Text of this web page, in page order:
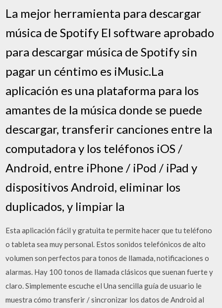
La mejor herramienta para descargar
música de Spotify El software aprobado
para descargar música de Spotify sin
pagar un céntimo es iMusic.La
aplicación es una plataforma para los
amantes de la música donde se puede
descargar, transferir canciones entre la
computadora y los teléfonos iOS /
Android, entre iPhone / iPod / iPad y
dispositivos Android, eliminar los
duplicados, y limpiar la
Esta aplicación fácil y gratuita te permite hacer que tu teléfono
o tableta sea muy personal. Estos sonidos telefónicos de alto
volumen son perfectos para tonos de llamada, notificaciones o
alarmas. Hay 100 tonos de llamada clásicos que suenan fuerte y
claro. Simplemente escuche el Una sencilla guía de usuario le
muestra cómo transferir / sincronizar los datos de Android al